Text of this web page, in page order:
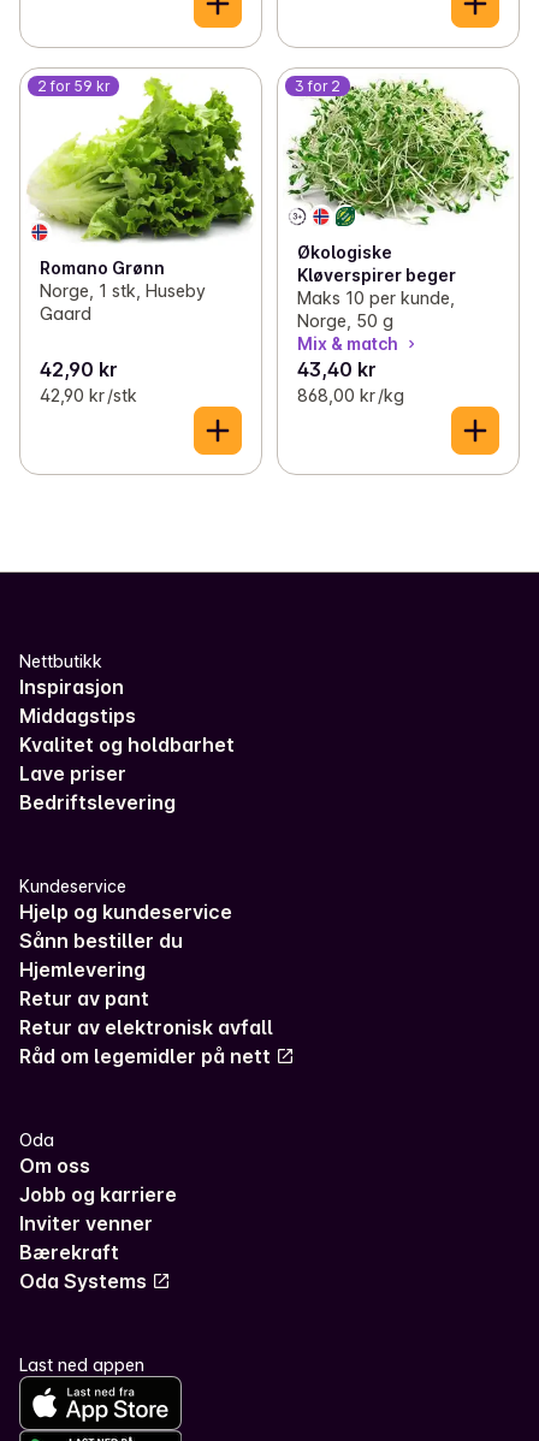
2 for 59 kr
Romano Grønn
Norge, 1 stk, Huseby
Gaard
42,90 kr
42,90 kr /stk
3 for 2
Økologiske
Kløverspirer beger
Maks 10 per kunde,
Norge, 50 g
Mix & match
43,40 kr
868,00 kr /kg
Nettbutikk
Inspirasjon
Middagstips
Kvalitet og holdbarhet
Lave priser
Bedriftslevering
Kundeservice
Hjelp og kundeservice
Sånn bestiller du
Hjemlevering
Retur av pant
Retur av elektronisk avfall
Råd om legemidler på nett
Oda
Om oss
Jobb og karriere
Inviter venner
Bærekraft
Oda Systems
Last ned appen